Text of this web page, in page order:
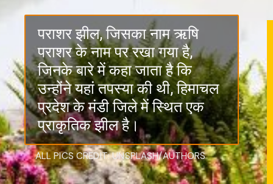
पराशर झील, जिसका नाम ऋषि
पराशर के नाम पर रखा गया है,
जिनके बारे में कहा जाता है कि
उन्होंने यहां तपस्या की थी, हिमाचल
प्रदेश के मंडी जिले में स्थित एक
प्राकृतिक झील है।
ALL PICS CREDIT: UNSPLASH/AUTHORS